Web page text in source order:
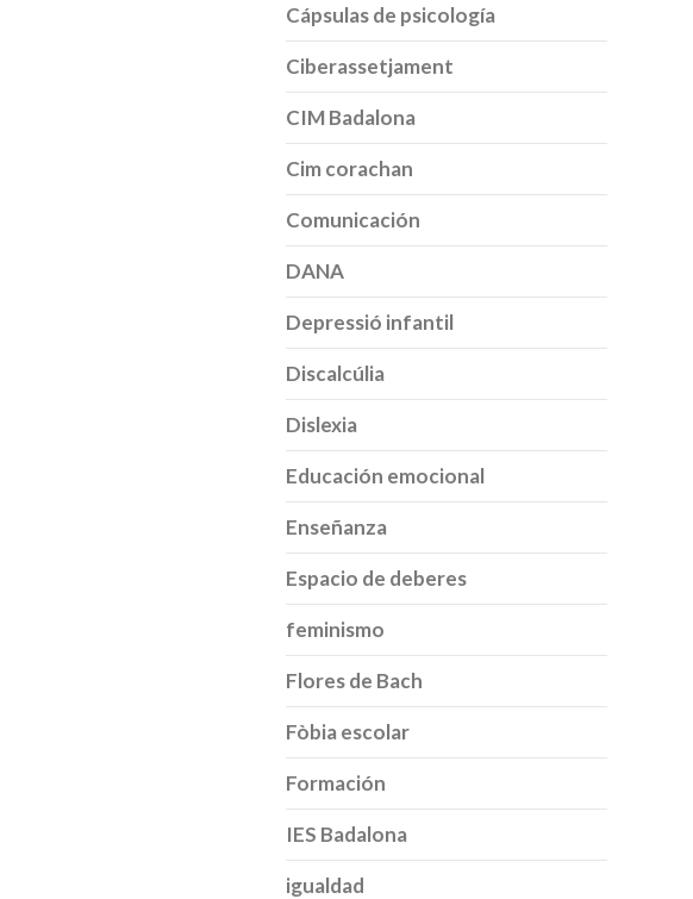
Cápsulas de psicología
Ciberassetjament
CIM Badalona
Cim corachan
Comunicación
DANA
Depressió infantil
Discalcúlia
Dislexia
Educación emocional
Enseñanza
Espacio de deberes
feminismo
Flores de Bach
Fòbia escolar
Formación
IES Badalona
igualdad